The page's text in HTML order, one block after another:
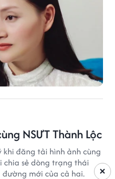
NSƯT Thành Lộc
khi đăng tải hình ảnh cùng
chia sẻ dòng trạng thái
mới của cả hai.
×